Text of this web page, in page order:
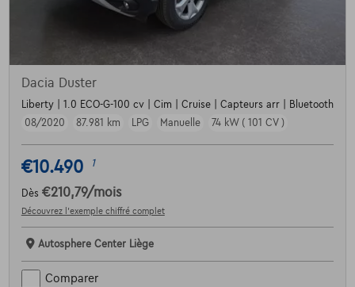
Dacia Duster
Liberty | 1.0 ECO-G-100 cv | Cim | Cruise | Capteurs arr | Bluetooth
08/2020
87.981 km LPG Manuelle 74 kW ( 101 CV )
€10.490 1
Dès €210,79/mois
Découvrez l’exemple chiffré complet
Autosphere Center Liège
Comparer